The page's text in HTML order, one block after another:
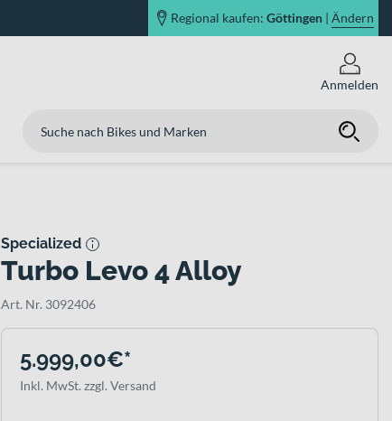
Regional kaufen: Göttingen | Ändern
Anmelden
Specialized
Turbo Levo 4 Alloy
Art. Nr. 3092406
5.999,00€*
Inkl. MwSt. zzgl. Versand